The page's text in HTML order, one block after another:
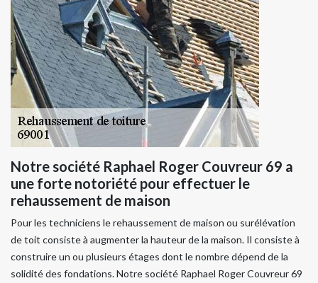
Notre société Raphael Roger Couvreur 69 a
une forte notoriété pour effectuer le
rehaussement de maison
Pour les techniciens le rehaussement de maison ou surélévation
de toit consiste à augmenter la hauteur de la maison. Il consiste à
construire un ou plusieurs étages dont le nombre dépend de la
solidité des fondations. Notre société Raphael Roger Couvreur 69